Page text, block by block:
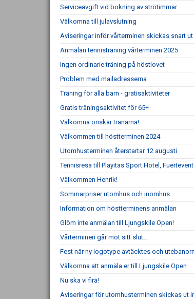
Serviceavgift vid bokning av strötimmar
Välkomna till julavslutning
Aviseringar inför vårterminen skickas snart ut
Anmälan tennisträning vårterminen 2025
Ingen ordinarie träning på höstlovet
Problem med mailadresserna
Träning för alla barn - gratisaktiviteter
Gratis träningsaktivitet för 65+
Välkomna önskar tränarna!
Välkommen till höstterminen 2024
Utomhusterminen återstartar 12 augusti
Tennisresa till Playitas Sport Hotel,
Välkommen Henrik!
Sommarpriser utomhus och inomhus
Information om höstterminens anmälan
Glöm inte anmälan till Ljungskile Open!
Vårterminen går mot sitt slut...
Fest när ny logotype avtäcktes och
Välkomna att anmäla er till Ljungskile Open
Nu ska vi fira!
Aviseringar för utomhusterminen skickas ut